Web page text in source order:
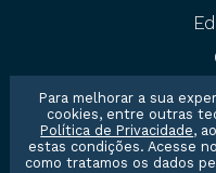
Para melhorar a sua
cookies, entre outras
Política de Privacidade,
estas condições. Acesse
como tratamos os dados